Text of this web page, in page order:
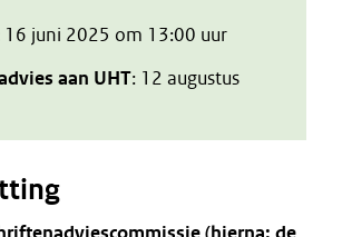
16 juni 2025 om 13:00 uur
aan UHT: 12 augustus